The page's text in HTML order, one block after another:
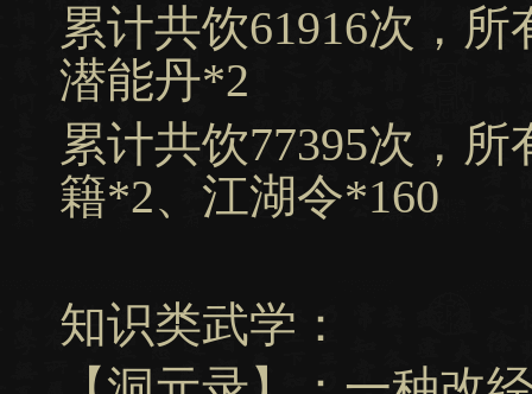
累计共饮61916次，
潜能丹*2
累计共饮77395次，
籍*2、江湖令*160
知识类武学：